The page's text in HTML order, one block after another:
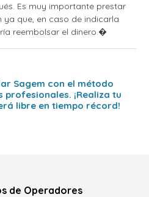
Es muy importante prestar
que, en caso de indicarla
reembolsar el dinero.�
Sagem con el método
¡Realiza tu
libre en tiempo récord!
de Operadores